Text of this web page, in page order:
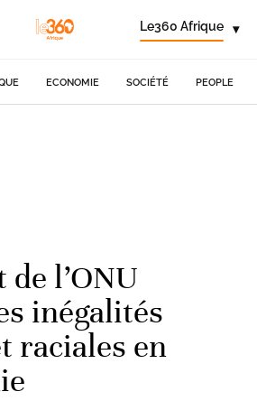
Le360 Afrique ▾
ECONOMIE SOCIÉTÉ PEOPLE
l’ONU
inégalités
raciales en